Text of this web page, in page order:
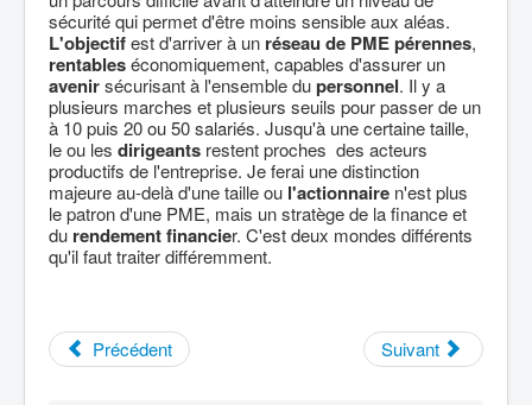
sécurité qui permet d'être moins sensible aux aléas.
L'objectifest d'arriver à un réseau de PMEpérennes,
rentableséconomiquement, capables d'assurer un
avenirsécurisant à l'ensemble dupersonnel. Il y a
plusieurs marches et plusieurs seuils pour passer de un
à 10 puis 20 ou 50 salariés. Jusqu'à une certaine taille,
le ou les dirigeants restent proches des acteurs
productifs de l'entreprise. Je ferai une distinction
majeure au-delà d'une taille ou l'actionnaire n'est plus
le patron d'une PME, mais un stratège de la finance et
du rendement financier. C'est deux mondes différents
qu'il faut traiter différemment.
Précédent Suivant